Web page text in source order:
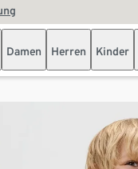
Damen Herren Kinder